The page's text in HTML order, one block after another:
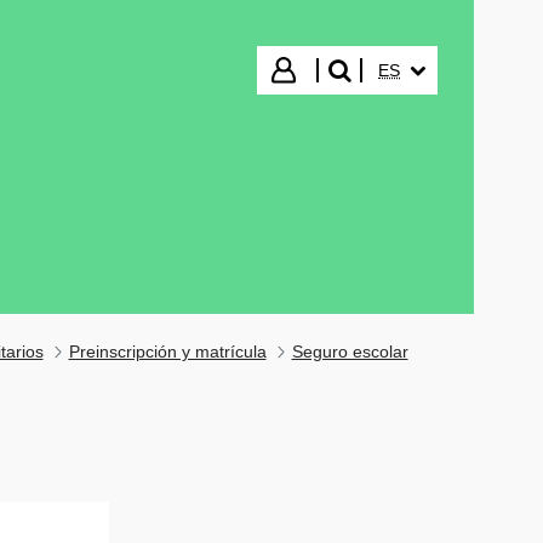
Iniciar sesión
buscar"
ES
Preinscripción y matrícula Seguro escolar